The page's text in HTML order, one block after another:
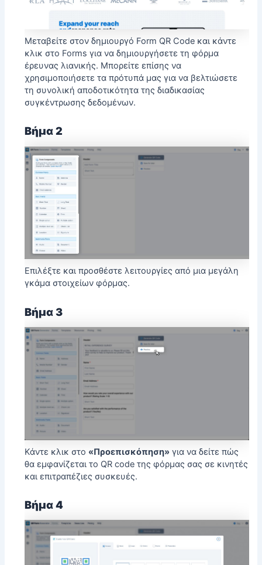
Μεταβείτε στον δημιουργό Form QR Code και κάντε
κλικ στο Forms για να δημιουργήσετε τη φόρμα
έρευνας λιανικής. Μπορείτε επίσης να
χρησιμοποιήσετε ταπρότυπά μας για να βελτιώσετε
τη συνολική αποδοτικότητα της διαδικασίας
συγκέντρωσης δεδομένων.
Βήμα 2
Επιλέξτε και προσθέστε λειτουργίες από μια μεγάλη
γκάμα στοιχείων φόρμας.
Βήμα 3
Κάντε κλικ στο «Προεπισκόπηση» για να δείτε πώς
θα εμφανίζεται το QR code της φόρμας σας σε κινητές
και επιτραπέζιες συσκευές.
Βήμα 4